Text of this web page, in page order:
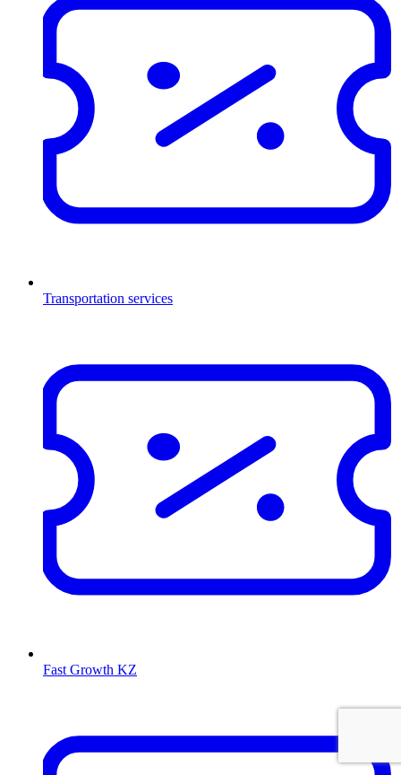
Transportation services
Fast Growth KZ